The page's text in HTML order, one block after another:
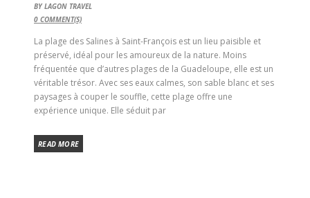
BYLAGON TRAVEL
0 COMMENT(S)
La plage des Salines à Saint-François est un lieu paisible et
préservé, idéal pour les amoureux de la nature. Moins
fréquentée que d’autres plages de la Guadeloupe, elle est un
véritable trésor. Avec ses eaux calmes, son sable blanc et ses
paysages à couper le souffle, cette plage offre une
expérience unique. Elle séduit par
READ MORE